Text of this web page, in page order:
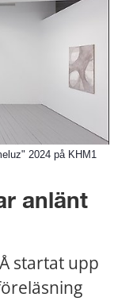
2024 på KHM1
anlänt
startat upp